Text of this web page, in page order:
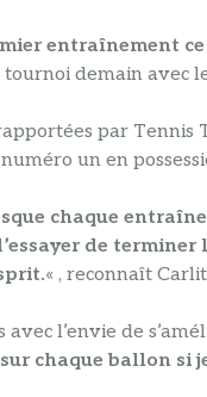
entraînement
demain avec
par Tennis
un en
chaque
de
« , reconnaît
l’envie de
chaque ballon si